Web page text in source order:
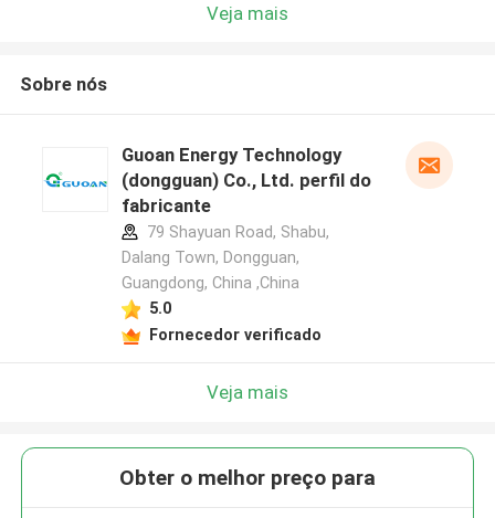
Veja mais
Sobre nós
Guoan Energy Technology
(dongguan) Co., Ltd. perfil do
fabricante
79 Shayuan Road, Shabu,
Dalang Town, Dongguan,
Guangdong, China ,China
5.0
Fornecedor verificado
Veja mais
Obter o melhor preço para